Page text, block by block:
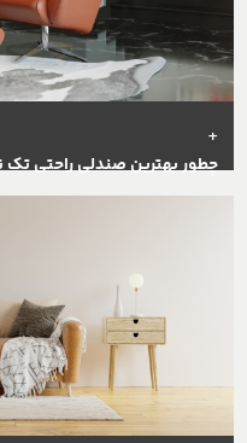
+
چطور بهترین صندلی راحتی تک